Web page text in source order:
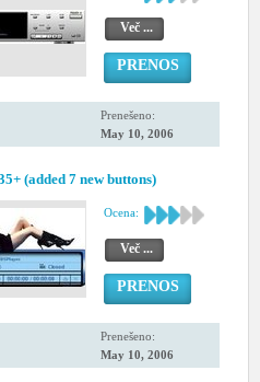
Več ...
PRENOS
Prenešeno:
May 10, 2006
(added 7 new buttons)
Ocena:
Več ...
PRENOS
Prenešeno:
May 10, 2006